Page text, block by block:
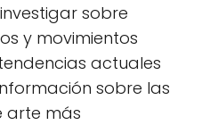
sobre
y movimientos
actuales
sobre las
arte más